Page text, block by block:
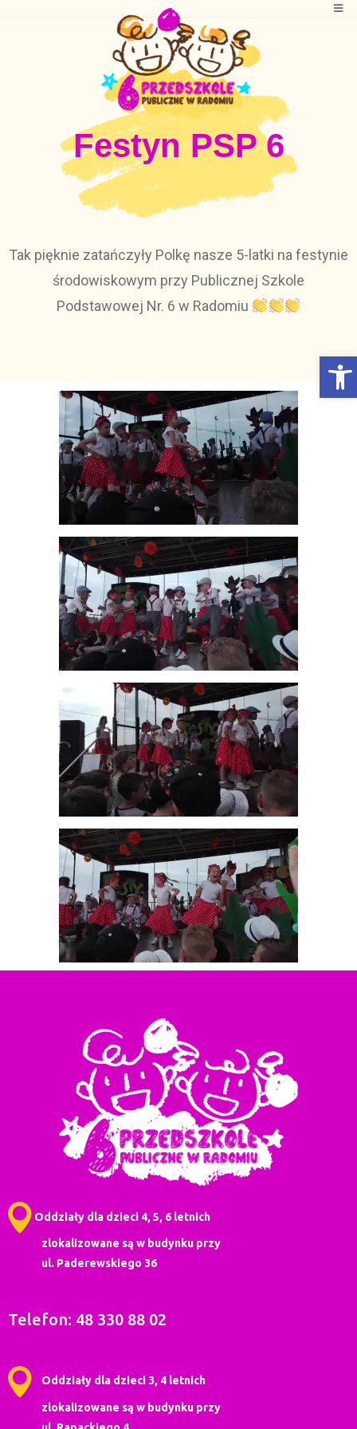
Otwórz Pasek narzędzi
Festyn PSP 6
Tak pięknie zatańczyły Polkę nasze 5-latki na festynie
środowiskowym przy Publicznej Szkole
Podstawowej Nr. 6 w Radomiu
Oddziały dla dzieci 4, 5, 6 letnich
zlokalizowane są w budynku przy
ul. Paderewskiego 36
Telefon: 48 330 88 02
Oddziały dla dzieci 3, 4 letnich
zlokalizowane są w budynku przy